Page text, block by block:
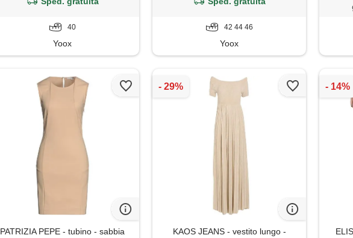
40
Yoox
42 44 46
Yoox
PATRIZIA PEPE - tubino - sabbia
KAOS JEANS - vestito lungo -